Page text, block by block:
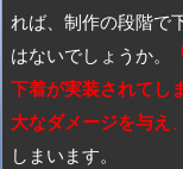
れば、制作の段階で
はないでしょうか。
下着が実装されてし
大なダメージを与え
しまいます。